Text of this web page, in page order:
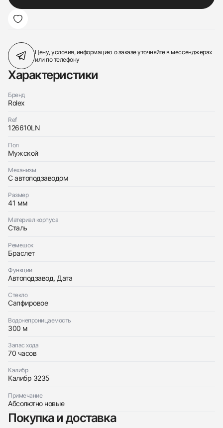
438
285
145
142
205
204
195
150
6
Цену, условия, информацию о заказеуточняйте в мессенджерах
или по телефону
Характеристики
Бренд
Rolex
Ref
126610LN
Пол
Мужской
Механизм
С автоподзаводом
Размер
41 мм
Материал корпуса
Сталь
Ремешок
Браслет
Функции
Автоподзавод, Дата
Стекло
Сапфировое
Водонепроницаемость
300 м
Запас хода
70 часов
Калибр
Калибр 3235
Примечание
Абсолютно новые
Покупка и доставка